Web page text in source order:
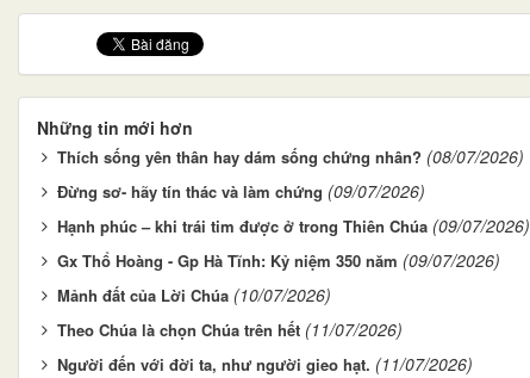
Những tin mới hơn
Thích sống yên thân hay dám sống chứng nhân? (08/07/2026)
Đừng sơ- hãy tín thác và làm chứng (09/07/2026)
Hạnh phúc – khi trái tim được ở trong Thiên Chúa (09/07/2026)
Gx Thổ Hoàng - Gp Hà Tĩnh: Kỷ niệm 350 năm (09/07/2026)
Mảnh đất của Lời Chúa (10/07/2026)
Theo Chúa là chọn Chúa trên hết (11/07/2026)
Người đến với đời ta, như người gieo hạt. (11/07/2026)